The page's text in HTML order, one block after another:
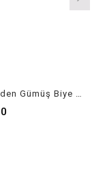
Büyük Beden Gümüş Biye Detaylı Takım